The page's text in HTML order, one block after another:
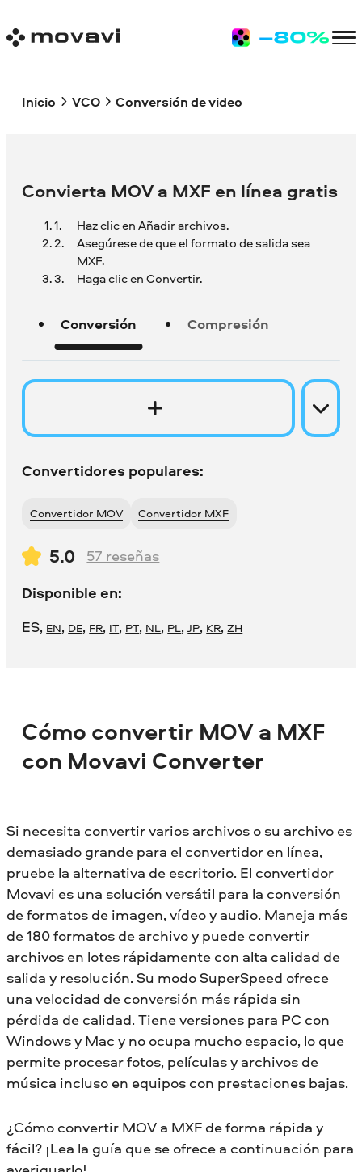
Inicio VCO Conversión de video
Convierta MOV a MXF en línea gratis
Haz clic en Añadir archivos.
Asegúrese de que el formato de salida sea
MXF.
Haga clic en Convertir.
Conversión Compresión
Convertidores populares:
Convertidor MOV Convertidor MXF
5.0 57 reseñas
Disponible en:
ES, EN, DE, FR, IT, PT, NL, PL,JP, KR,ZH
Cómo convertir MOV a MXF
con Movavi Converter
Si necesita convertir varios archivos o su archivo es
demasiado grande para el convertidor en línea,
pruebe la alternativa de escritorio. El convertidor
Movavi es una solución versátil para la conversión
de formatos de imagen, vídeo y audio. Maneja más
de 180 formatos de archivo y puede convertir
archivos en lotes rápidamente con alta calidad de
salida y resolución. Su modo SuperSpeed ofrece
una velocidad de conversión más rápida sin
pérdida de calidad. Tiene versiones para PC con
Windows y Mac y no ocupa mucho espacio, lo que
permite procesar fotos, películas y archivos de
música incluso en equipos con prestaciones bajas.
¿Cómo convertir MOV a MXF de forma rápida y
fácil? ¡Lea la guía que se ofrece a continuación para